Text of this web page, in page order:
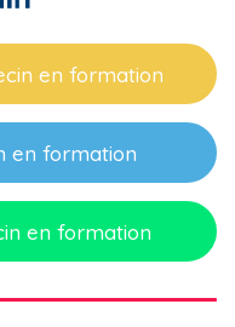
en formation
en formation
en formation